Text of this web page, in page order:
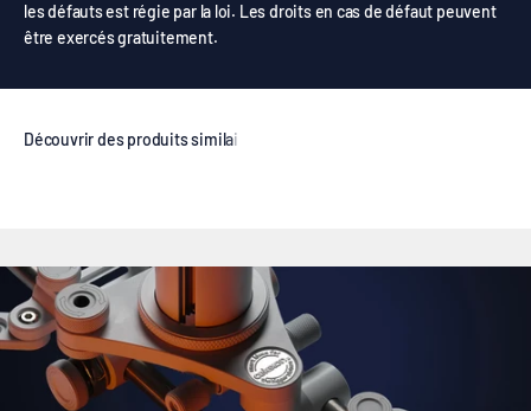
les défauts est régie par la loi. Les droits en cas de défaut peuvent
être exercés gratuitement.